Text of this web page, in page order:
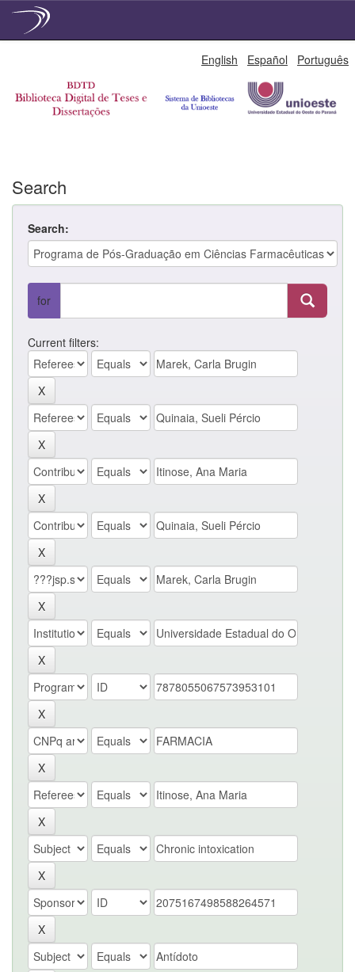
English Español Português
Search
Search:
for
Current filters: